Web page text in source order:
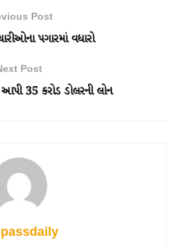
Post
પગારમાં વધારો
Post
35 કરોડ ડોલરની લોન